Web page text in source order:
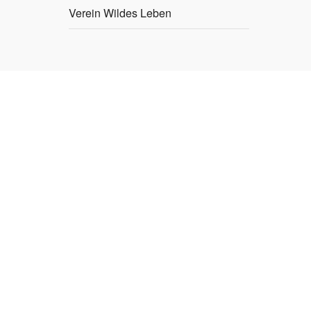
Verein Wildes Leben